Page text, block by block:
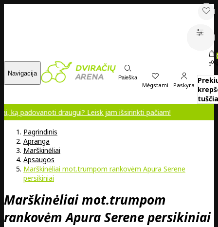
Navigacija
Paieška
Mėgstami Paskyra
000
draugui? Leisk jam išsirinkti pačiam!
Pagrindinis
Apranga
Marškinėliai
Apsaugos
Marškinėliai mot.trumpom rankovėm Apura Serene
persikiniai
Marškinėliai mot.trumpom
rankovėm Apura Serene persikiniai